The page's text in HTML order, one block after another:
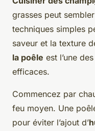
grasses peut
techniques simples
saveur et la texture
la poêle est l’une
efficaces.
Commencez par
feu moyen. Une
pour éviter l’ajout d’